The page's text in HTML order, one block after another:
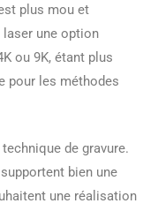
plus mou et
laser une option
ou 9K, étant plus
pour les méthodes
de gravure.
bien une
une réalisation